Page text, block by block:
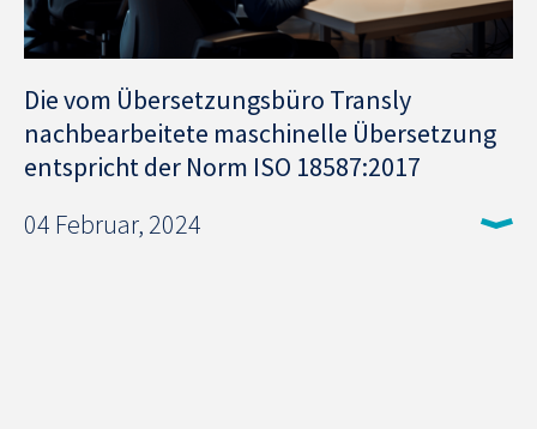
Die vom Übersetzungsbüro Transly
nachbearbeitete maschinelle Übersetzung
entspricht der Norm ISO 18587:2017
04 Februar, 2024